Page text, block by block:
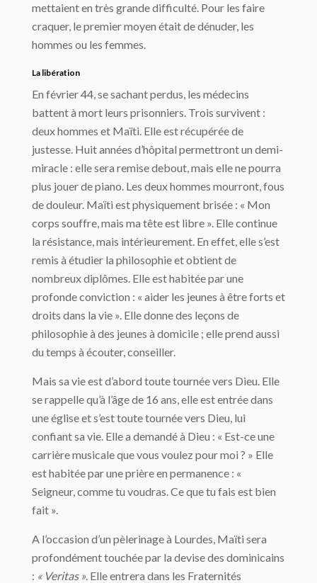
mettaient en très grande difficulté. Pour les faire
craquer, le premier moyen était de dénuder, les
hommes ou les femmes.
La libération
En février 44, se sachant perdus, les médecins
battent à mort leurs prisonniers. Trois survivent :
deux hommes et Maïti. Elle est récupérée de
justesse. Huit années d’hôpital permettront un demi-
miracle : elle sera remise debout, mais elle ne pourra
plus jouer de piano. Les deux hommes mourront, fous
de douleur. Maïti est physiquement brisée : « Mon
corps souffre, mais ma tête est libre ». Elle continue
la résistance, mais intérieurement. En effet, elle s’est
remis à étudier la philosophie et obtient de
nombreux diplômes. Elle est habitée par une
profonde conviction : « aider les jeunes à être forts et
droits dans la vie ». Elle donne des leçons de
philosophie à des jeunes à domicile ; elle prend aussi
du temps à écouter, conseiller.
Mais sa vie est d’abord toute tournée vers Dieu. Elle
se rappelle qu’à l’âge de 16 ans, elle est entrée dans
une église et s’est toute tournée vers Dieu, lui
confiant sa vie. Elle a demandé à Dieu : « Est-ce une
carrière musicale que vous voulez pour moi ? » Elle
est habitée par une prière en permanence : «
Seigneur, comme tu voudras. Ce que tu fais est bien
fait ».
A l’occasion d’un pèlerinage à Lourdes, Maïti sera
profondément touchée par la devise des dominicains
: « Veritas ». Elle entrera dans les Fraternités